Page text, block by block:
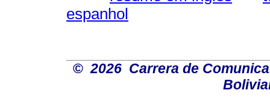
espanhol
© 2026 Carrera de